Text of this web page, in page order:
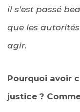
il s’est passé
que les
agir.
Pourquoi avoir
justice ?